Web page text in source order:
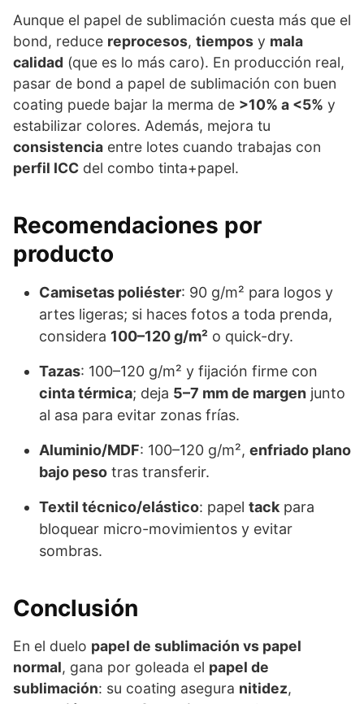
Aunque el papel de sublimación cuesta más que el
bond, reduce reprocesos, tiempos y mala
calidad (que es lo más caro). En producción real,
pasar de bond a papel de sublimación con buen
coating puede bajar la merma de >10% a <5% y
estabilizar colores. Además, mejora tu
consistencia entre lotes cuando trabajas con
perfil ICC del combo tinta+papel.
Recomendaciones por
producto
Camisetas poliéster: 90 g/m² para logos y
artes ligeras; si haces fotos a toda prenda,
considera 100–120 g/m² o quick-dry.
Tazas: 100–120 g/m² y fijación firme con
cinta térmica; deja 5–7 mm de margen junto
al asa para evitar zonas frías.
Aluminio/MDF: 100–120 g/m², enfriado plano
bajo peso tras transferir.
Textil técnico/elástico: papel tack para
bloquear micro-movimientos y evitar
sombras.
Conclusión
En el duelo papel de sublimación vs papel
normal, gana por goleada el papel de
sublimación: su coating asegura nitidez,